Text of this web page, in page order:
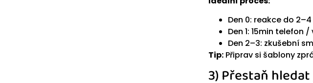
Den 0: reakce do
Den 1: 15min telefon
Den 2–3: zkušební
Tip: Připrav si šablony
3) Přestaň